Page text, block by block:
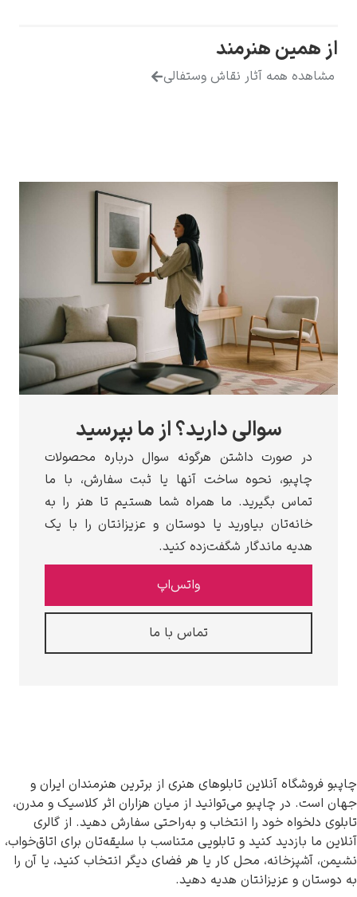
هنرمند
آثار نقاش وستفالی
سوالی دارید؟ از ما بپرسید
داشتن هرگونه سوال درباره محصولات
نحوه ساخت آنها یا ثبت سفارش، با ما
بگیرید. ما همراه شما هستیم تا هنر را به
بیاورید یا دوستان و عزیزانتان را با یک
ماندگار شگفت‌زده کنید.
آنلاین تابلوهای هنری از برترین هنرمندان ایران و
می‌توانید از میان هزاران اثر کلاسیک و مدرن،
خود را انتخاب و به‌راحتی سفارش دهید. از گالری
کنید و تابلویی متناسب با سلیقه‌تان برای اتاق‌خواب،
محل کار یا هر فضای دیگر انتخاب کنید، یا آن را
هدیه دهید.